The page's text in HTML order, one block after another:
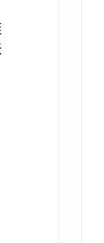
好吃鹹酥雞推薦！主